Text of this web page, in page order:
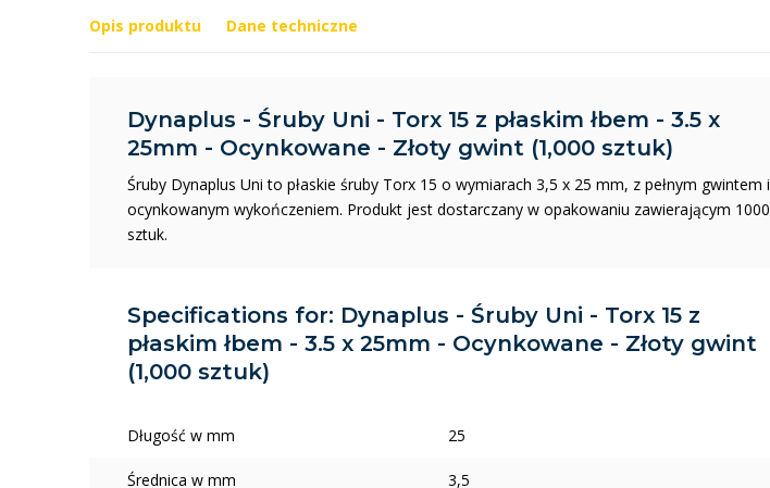
Opis produktu Dane techniczne
Dynaplus - Śruby Uni - Torx 15 z płaskim łbem - 3.5 x
25mm - Ocynkowane - Złoty gwint (1,000 sztuk)
Śruby Dynaplus Uni to płaskie śruby Torx 15 o wymiarach 3,5 x 25 mm, z pełnym gwintem i
ocynkowanym wykończeniem. Produkt jest dostarczany w opakowaniu zawierającym 1000
sztuk.
Specifications for: Dynaplus - Śruby Uni - Torx 15 z
płaskim łbem - 3.5 x 25mm - Ocynkowane - Złoty gwint
(1,000 sztuk)
Długość w mm 25
Średnica w mm 3,5